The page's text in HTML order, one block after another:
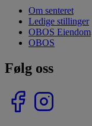
Om senteret
Ledige stillinger
OBOS Eiendom
OBOS
Følg oss